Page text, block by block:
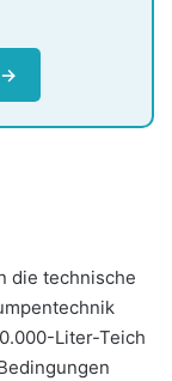
→
die technische
Liter-Teich